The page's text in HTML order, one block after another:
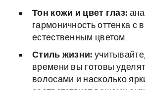
Тон кожи и цвет глаз:
гармоничность оттенка с
естественным цветом.
Стиль жизни:
времени вы готовы
волосами и насколько